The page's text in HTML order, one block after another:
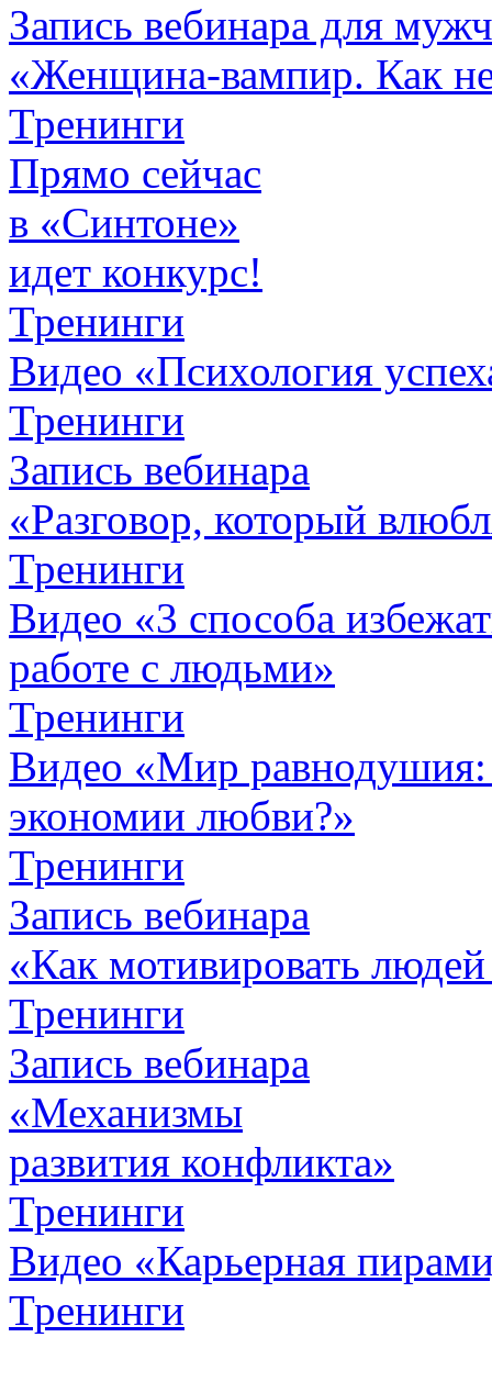
Запись вебинара для
«Женщина-вампир. Как не
Тренинги
Прямо сейчас
в «Синтоне»
идет конкурс!
Тренинги
Видео «Психология
Тренинги
Запись вебинара
«Разговор, который
Тренинги
Видео «3 способа
работе с людьми»
Тренинги
Видео «Мир равнодушия:
экономии любви?»
Тренинги
Запись вебинара
«Как мотивировать
Тренинги
Запись вебинара
«Механизмы
развития конфликта»
Тренинги
Видео «Карьерная
Тренинги